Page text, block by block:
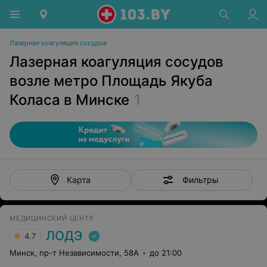
Лазерная коагуляция сосудов
Лазерная коагуляция сосудов
возле метро Площадь Якуба
Коласа в Минске 1
Карта Фильтры
МЕДИЦИНСКИЙ ЦЕНТР
4.7 ЛОДЭ
Минск, пр-т Независимости, 58А до 21:00